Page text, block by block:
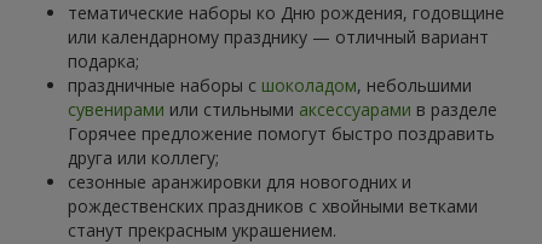
тематические наборы ко Дню рождения, годовщине
или календарному празднику — отличный вариант
подарка;
праздничные наборы с шоколадом, небольшими
сувенирами или стильными аксессуарами в разделе
Горячее предложение помогут быстро поздравить
друга или коллегу;
сезонные аранжировки для новогодних и
рождественских праздников с хвойными ветками
станут прекрасным украшением.